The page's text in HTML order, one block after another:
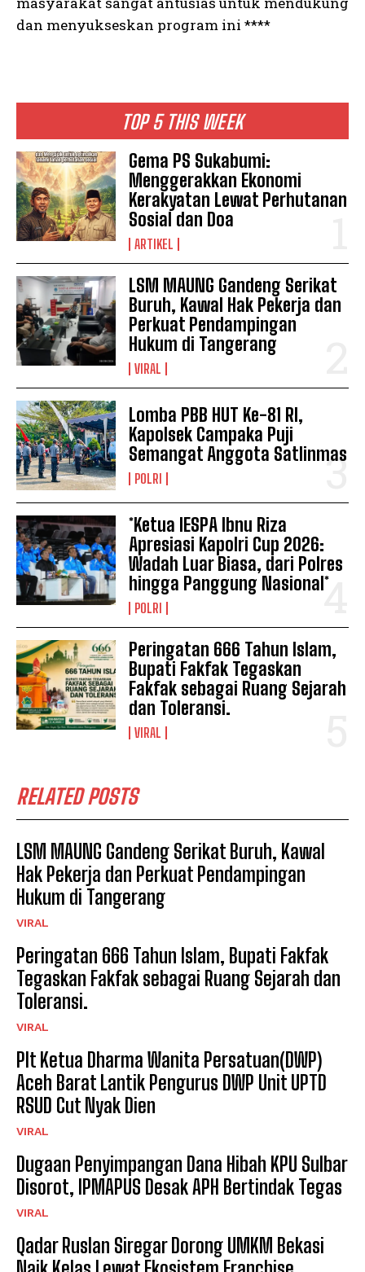
TOP 5 THIS WEEK
Gema PS Sukabumi:
Menggerakkan Ekonomi
Kerakyatan Lewat Perhutanan
Sosial dan Doa
ARTIKEL
LSM MAUNG Gandeng Serikat
Buruh, Kawal Hak Pekerja dan
Perkuat Pendampingan
Hukum di Tangerang
VIRAL
Lomba PBB HUT Ke-81 RI,
Kapolsek Campaka Puji
Semangat Anggota Satlinmas
POLRI
*Ketua IESPA Ibnu Riza
Apresiasi Kapolri Cup 2026:
Wadah Luar Biasa, dari Polres
hingga Panggung Nasional*
POLRI
Peringatan 666 Tahun Islam,
Bupati Fakfak Tegaskan
Fakfak sebagai Ruang Sejarah
dan Toleransi.
VIRAL
RELATED POSTS
LSM MAUNG Gandeng Serikat Buruh, Kawal
Hak Pekerja dan Perkuat Pendampingan
Hukum di Tangerang
VIRAL
Peringatan 666 Tahun Islam, Bupati Fakfak
Tegaskan Fakfak sebagai Ruang Sejarah dan
Toleransi.
VIRAL
Plt Ketua Dharma Wanita Persatuan(DWP)
Aceh Barat Lantik Pengurus DWP Unit UPTD
RSUD Cut Nyak Dien
VIRAL
Dugaan Penyimpangan Dana Hibah KPU Sulbar
Disorot, IPMAPUS Desak APH Bertindak Tegas
VIRAL
Qadar Ruslan Siregar Dorong UMKM Bekasi
dan menyukseskan program ini ****